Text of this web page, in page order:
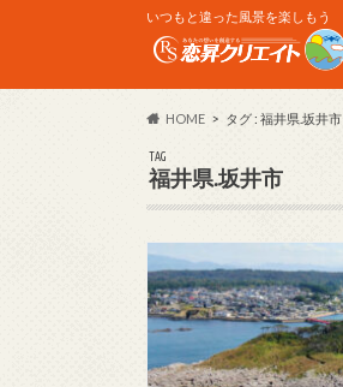
いつもと違った風景を楽しもう
HOME タグ : 福井県.坂井市
TAG
福井県.坂井市